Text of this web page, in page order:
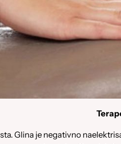
Glina je negativno